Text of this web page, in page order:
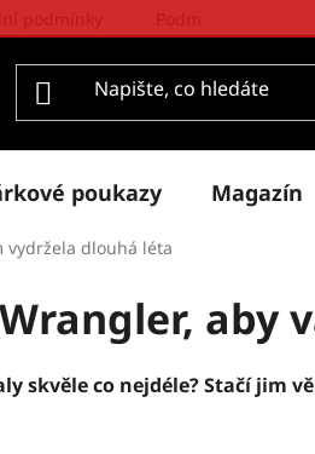
poukazy Magazín
vydržela dlouhá léta
aby
skvěle co nejdéle? Stačí jim